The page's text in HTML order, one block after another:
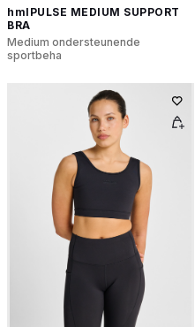
hmlPULSE MEDIUM SUPPORT
BRA
Medium ondersteunende
sportbeha